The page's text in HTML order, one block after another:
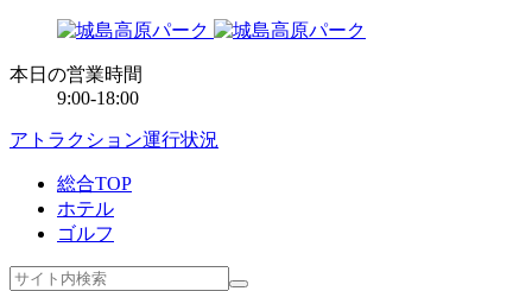
本日の営業時間
9:00-18:00
アトラクション運行状況
総合TOP
ホテル
ゴルフ